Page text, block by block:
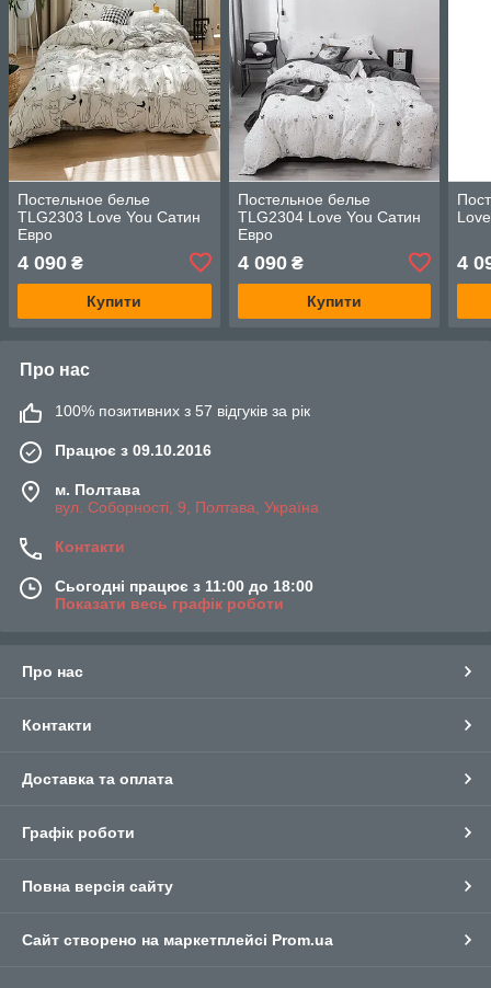
Постельное белье
TLG2303 Love You Сатин
Евро
4 090 ₴
Купити
Постельное белье
TLG2304 Love You Сатин
Евро
4 090₴
Купити
4
Про нас
100% позитивних з 57 відгуків за рік
Працює з 09.10.2016
м. Полтава
вул. Соборності, 9, Полтава, Україна
Контакти
Сьогодні працює з 11:00 до 18:00
Показати весь графік роботи
Про нас
Контакти
Доставка та оплата
Графік роботи
Повна версія сайту
Сайт створено на маркетплейсі Prom.ua